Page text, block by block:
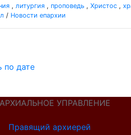
, литургия , проповедь , Христос ,
/ Новости епархии
по дате
УПРАВЛЕНИЕ
Правящий архиерей